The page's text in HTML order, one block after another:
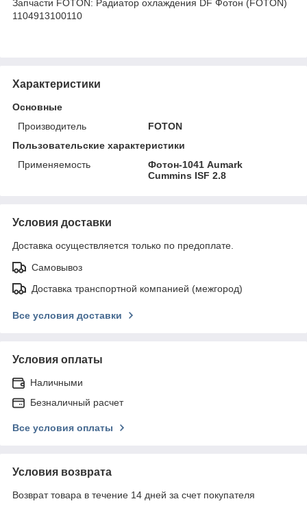
Запчасти FOTON: Радиатор охлаждения DF Фотон (FOTON)
1104913100110
Характеристики
Основные
Производитель
FOTON
Пользовательские характеристики
Применяемость
Фотон-1041 Aumark
Cummins ISF 2.8
Условия доставки
Доставка осуществляется только по предоплате.
Самовывоз
Доставка транспортной компанией (межгород)
Все условия доставки
Условия оплаты
Наличными
Безналичный расчет
Все условия оплаты
Условия возврата
Возврат товара в течение 14 дней за счет покупателя